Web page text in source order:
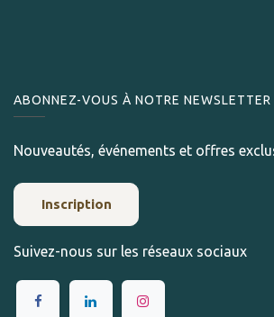
ABONNEZ-VOUS À NOTRE NEWSLETTER
Nouveautés, événements et offres
Inscription
Suivez-nous sur les réseaux sociaux